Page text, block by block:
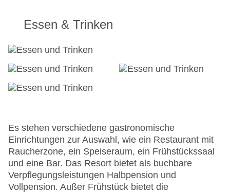
Garten
Hoteleröffnung: 1991
WLAN/WiFi im Hotel
Letzte umfassende Renovierung: 2012
Sonnenterrasse
Zahlungsarten: American Express, Diners Club,
Mastercard, Visa
Landeskategorie: 5 Sterne
Essen & Trinken
Es stehen verschiedene gastronomische
Einrichtungen zur Auswahl, wie ein Restaurant mit
Raucherzone, ein Speiseraum, ein Frühstückssaal
und eine Bar. Das Resort bietet als buchbare
Verpflegungsleistungen Halbpension und
Vollpension. Außer Frühstück bietet die